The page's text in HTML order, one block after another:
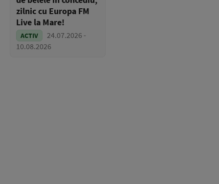
zilnic cu Europa FM
Live la Mare!
ACTIV
24.07.2026 -
10.08.2026